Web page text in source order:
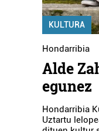
KULTURA
Hondarribia
Alde
egunez
Hondarribia
Uztartu